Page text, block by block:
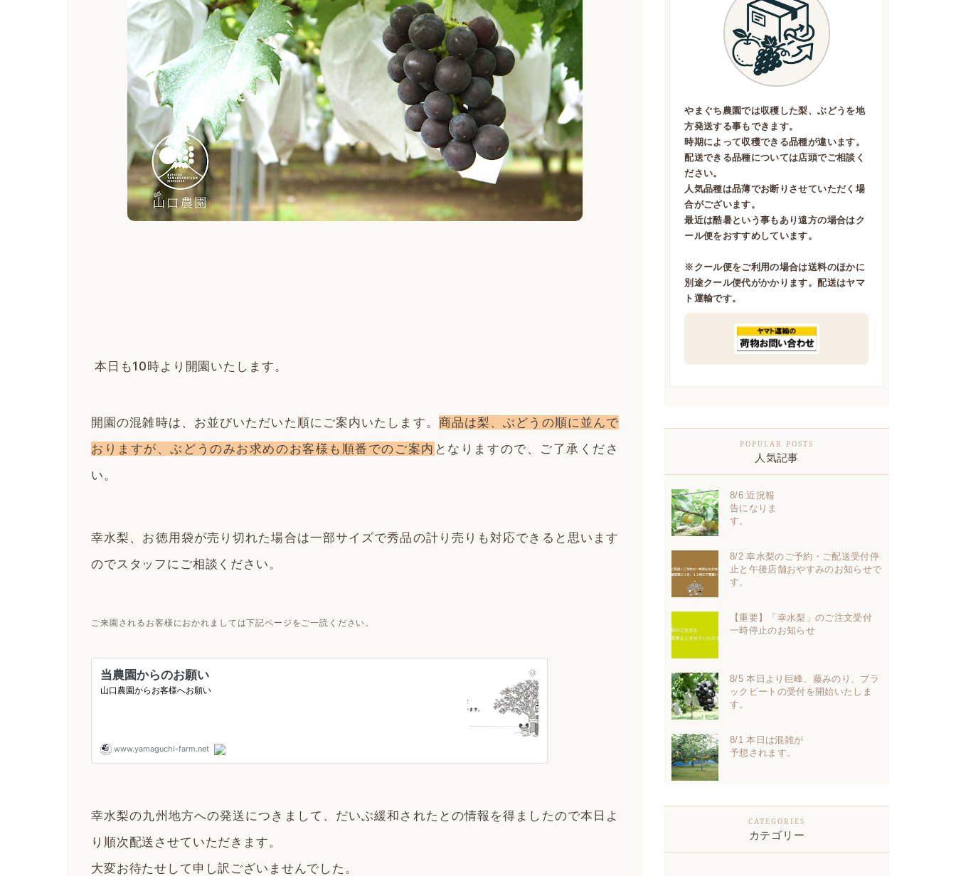
本日も10時より開園いたします。
開園の混雑時は、お並びいただいた順にご案内いたします。 商品は梨、ぶどうの順に並んで
おりますが、ぶどうのみお求めのお客様も順番でのご案内 となりますので、ご了承くださ
い。
幸水梨、お徳用袋が売り切れた場合は一部サイズで秀品の計り売りも対応できると思います
のでスタッフにご相談ください。
ご来園されるお客様におかれましては下記ページをご一読ください。
幸水梨の九州地方への発送につきまして、だいぶ緩和されたとの情報を得ましたので本日よ
り順次配送させていただきます。
大変お待たせして申し訳ございませんでした。
やまぐち農園では収穫した梨、ぶどうを地
方発送する事もできます。
時期によって収穫できる品種が違います。
配送できる品種については店頭でご相談く
ださい。
人気品種は品薄でお断りさせていただく場
合がございます。
最近は酷暑という事もあり遠方の場合はク
ール便をおすすめしています。
※クール便をご利用の場合は送料のほかに
別途クール便代がかかります。配送はヤマ
ト運輸です。
人気記事
8/6 近況報
告になりま
す。
8/2 幸水梨のご予約・ご配送受付停
止と午後店舗おやすみのお知らせで
す。
【重要】「幸水梨」のご注文受付
一時停止のお知らせ
8/5 本日より巨峰、藤みのり、ブラ
ックビートの受付を開始いたしま
す。
8/1 本日は混雑が
予想されます。
カテゴリー